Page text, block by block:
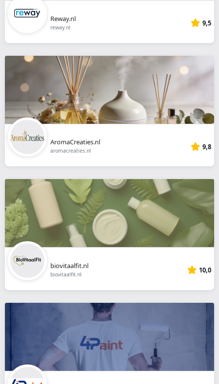
Reway.nl
reway.nl 9,5
AromaCreaties.nl
aromacreaties.nl 9,8
biovitaalfit.nl
biovitaalfit.nl 10,0